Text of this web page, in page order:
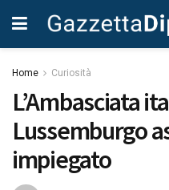
Home Curiosità
L’Ambasciata
Lussemburgo
impiegato